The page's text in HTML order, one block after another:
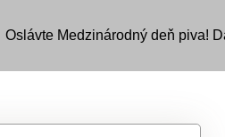
Oslávte Medzinárodný deň piva!